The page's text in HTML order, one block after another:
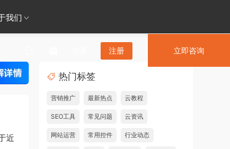
我们
注册 立即咨询
近
热门标签
营销推广 最新热点 云教程
SEO工具 常见问题 云资讯
网站运营 常用控件 行业动态